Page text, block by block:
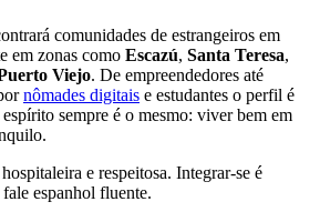
comunidades de estrangeiros em
em zonas como Escazú, Santa Teresa,
Viejo. De empreendedores até
nômades digitais e estudantes o perfil é
sempre é o mesmo: viver bem em
e respeitosa. Integrar-se é
espanhol fluente.